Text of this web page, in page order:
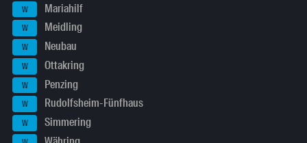
W Mariahilf
W Meidling
W Neubau
W Ottakring
W Penzing
W Rudolfsheim-Fünfhaus
W Simmering